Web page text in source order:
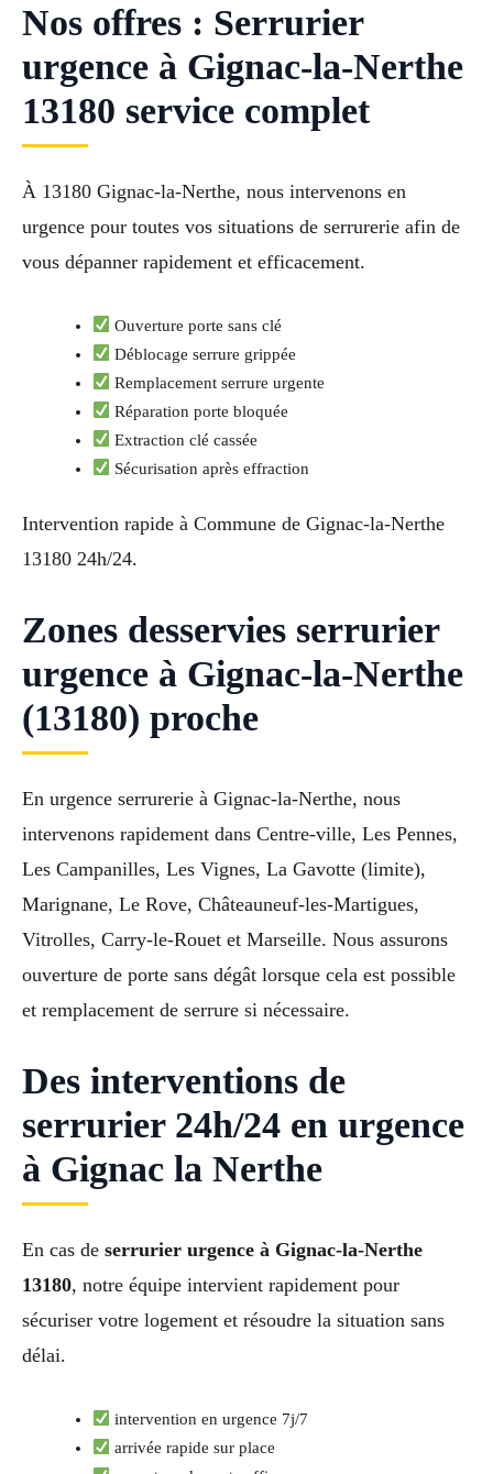
Nos offres : Serrurier
urgence à Gignac-la-Nerthe
13180 service complet
À 13180 Gignac-la-Nerthe, nous intervenons en
urgence pour toutes vos situations de serrurerie afin de
vous dépanner rapidement et efficacement.
Ouverture porte sans clé
Déblocage serrure grippée
Remplacement serrure urgente
Réparation porte bloquée
Extraction clé cassée
Sécurisation après effraction
Intervention rapide à Commune de Gignac-la-Nerthe
13180 24h/24.
Zones desservies serrurier
urgence à Gignac-la-Nerthe
(13180) proche
En urgence serrurerie à Gignac-la-Nerthe, nous
intervenons rapidement dans Centre-ville, Les Pennes,
Les Campanilles, Les Vignes, La Gavotte (limite),
Marignane, Le Rove, Châteauneuf-les-Martigues,
Vitrolles, Carry-le-Rouet et Marseille. Nous assurons
ouverture de porte sans dégât lorsque cela est possible
et remplacement de serrure si nécessaire.
Des interventions de
serrurier 24h/24 en urgence
à Gignac la Nerthe
En cas de serrurier urgence à Gignac-la-Nerthe
13180, notre équipe intervient rapidement pour
sécuriser votre logement et résoudre la situation sans
délai.
intervention en urgence 7j/7
arrivée rapide sur place